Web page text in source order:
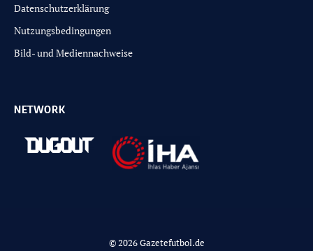
Datenschutzerklärung
Nutzungsbedingungen
Bild- und Mediennachweise
NETWORK
© 2026 Gazetefutbol.de